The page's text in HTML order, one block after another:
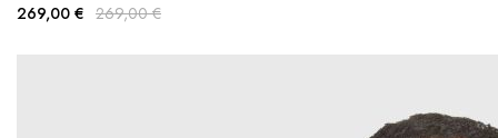
269,00 € 269,00 €